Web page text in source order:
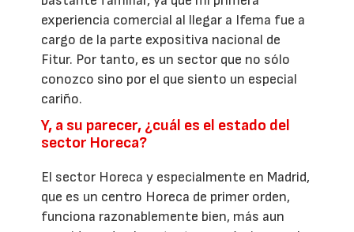
experiencia comercial al llegar a Ifema fue a
cargo de la parte expositiva nacional de
Fitur. Por tanto, es un sector que no sólo
conozco sino por el que siento un especial
cariño.
Y, a su parecer, ¿cuál es el estado del
sector Horeca?
El sector Horeca y especialmente en Madrid,
que es un centro Horeca de primer orden,
funciona razonablemente bien, más aun